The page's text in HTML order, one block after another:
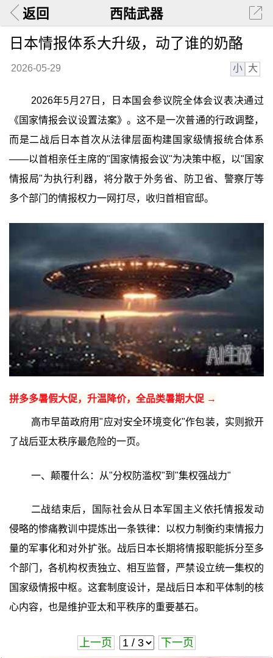
返回 西陆武器
日本情报体系大升级，动了谁的奶酪
2026-05-29 小 大
2026年5月27日，日本国会参议院全体会议表决通过
《国家情报会议设置法案》。这不是一次普通的行政调整，
而是二战后日本首次从法律层面构建国家级情报统合体系
——以首相亲任主席的"国家情报会议"为决策中枢，以"国家
情报局"为执行利器，将分散于外务省、防卫省、警察厅等
多个部门的情报权力一网打尽，收归首相官邸。
拼多多暑假大促，升温降价，全品类暑期大促 →
高市早苗政府用"应对安全环境变化"作包装，实则掀开
了战后亚太秩序最危险的一页。
一、颠覆什么：从"分权防滥权"到"集权强战力"
二战结束后，国际社会从日本军国主义依托情报发动
侵略的惨痛教训中提炼出一条铁律：以权力制衡约束情报力
量的军事化和对外扩张。战后日本长期将情报职能拆分至多
个部门，各机构权责独立、相互监督，严禁设立统一集权的
国家级情报中枢。这套制度设计，是战后日本和平体制的核
心内容，也是维护亚太和平秩序的重要基石。
上一页 下一页